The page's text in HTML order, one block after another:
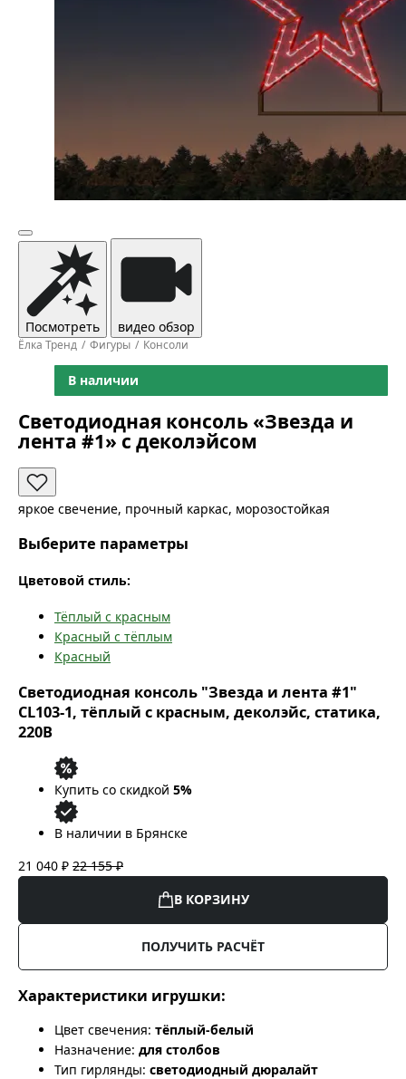
Посмотреть видео обзор
Ёлка Тренд Фигуры Консоли
В наличии
Светодиодная консоль «Звезда и
лента #1» с деколэйсом
яркое свечение, прочный каркас, морозостойкая
Выберите параметры
Цветовой стиль:
Тёплый с красным
Красный с тёплым
Красный
Светодиодная консоль "Звезда и лента #1"
CL103-1, тёплый с красным, деколэйс, статика,
220В
Купить со скидкой 5%
В наличии в Брянске
21 040 ₽ 22 155 ₽
В КОРЗИНУ
ПОЛУЧИТЬ РАСЧЁТ
Характеристики игрушки:
Цвет свечения: тёплый-белый
Назначение: для столбов
Тип гирлянды: светодиодный дюралайт